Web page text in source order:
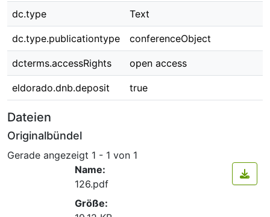
dc.type Text
dc.type.publicationtype conferenceObject
dcterms.accessRights open access
eldorado.dnb.deposit true
Dateien
Originalbündel
Gerade angezeigt 1 - 1 von 1
Name:
126.pdf
Größe: